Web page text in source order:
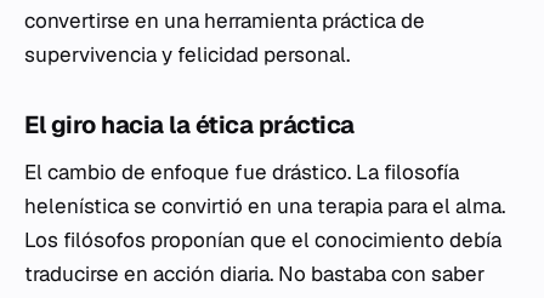
convertirse en una herramienta práctica de
supervivencia y felicidad personal.
El giro hacia la ética práctica
El cambio de enfoque fue drástico. La filosofía
helenística se convirtió en una terapia para el alma.
Los filósofos proponían que el conocimiento debía
traducirse en acción diaria. No bastaba con saber